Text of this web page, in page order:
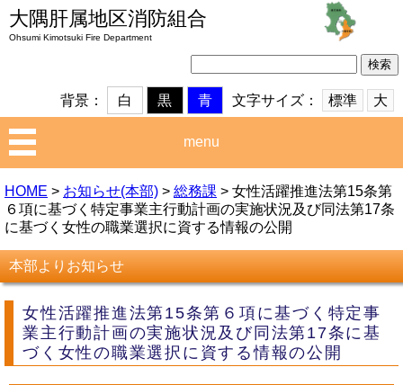
大隅肝属地区消防組合
Ohsumi Kimotsuki Fire Department
検
索:
文字サイズ：
標準 大
背景： 白 黒 青
menu
HOME > お知らせ(本部) > 総務課 > 女性活躍推進法第15条第
６項に基づく特定事業主行動計画の実施状況及び同法第17条
に基づく女性の職業選択に資する情報の公開
本部よりお知らせ
女性活躍推進法第15条第６項に基づく特定事
業主行動計画の実施状況及び同法第17条に基
づく女性の職業選択に資する情報の公開